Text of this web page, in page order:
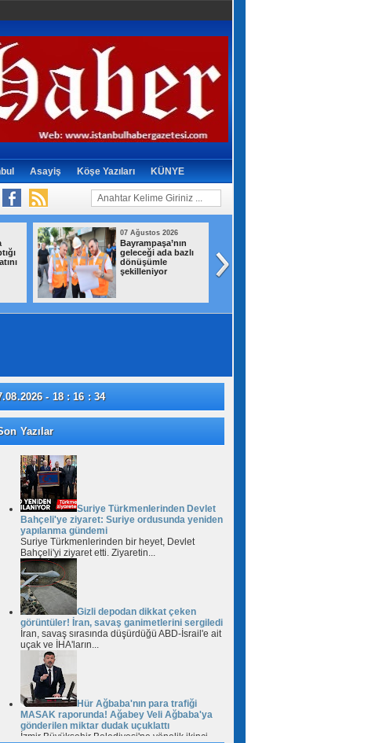
Asayiş Köşe Yazıları KÜNYE
07 Ağustos 2026
Bayrampaşa’nın
geleceği ada bazlı
dönüşümle
şekilleniyor
- 18 : 16 : 35
Yazılar
Suriye Türkmenlerinden Devlet
Bahçeli'ye ziyaret: Suriye ordusunda yeniden
yapılanma gündemi
Suriye Türkmenlerinden bir heyet, Devlet
Bahçeli'yi ziyaret etti. Ziyaretin...
Gizli depodan dikkat çeken
görüntüler! İran, savaş ganimetlerini sergiledi
İran, savaş sırasında düşürdüğü ABD-İsrail'e ait
uçak ve İHA'ların...
Hür Ağbaba'nın para trafiği
MASAK raporunda! Ağabey Veli Ağbaba'ya
gönderilen miktar dudak uçuklattı
İzmir Büyükşehir Belediyesi'ne yönelik ikinci